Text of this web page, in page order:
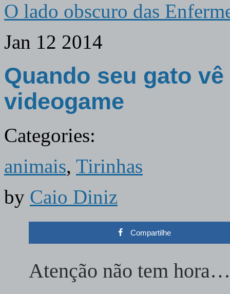
O lado obscuro das
Jan 12 2014
Quando seu gato
videogame
Categories:
animais, Tirinhas
by Caio Diniz
Compartilhe
Atenção não tem hora…